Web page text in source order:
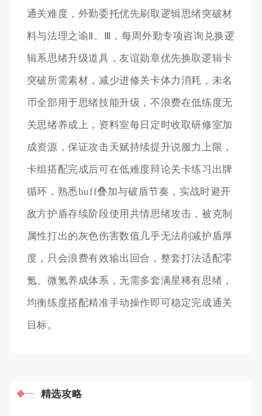
通关难度，外勤委托优先刷取逻辑思绪突破材
料与法理之谕Ⅱ、Ⅲ，每周外勤专项咨询兑换逻
辑系思绪升级道具，友谊勋章优先换取逻辑卡
突破所需素材，减少进修关卡体力消耗，未名
币全部用于思绪技能升级，不浪费在低练度无
关思绪养成上，资料室每日定时收取研修室加
成资源，保证攻击天赋持续提升说服力上限，
卡组搭配完成后可在低难度辩论关卡练习出牌
循环，熟悉buff叠加与破盾节奏，实战时避开
敌方护盾存续阶段使用共情思绪攻击，被克制
属性打出的灰色伤害数值几乎无法削减护盾厚
度，只会浪费有效输出回合，整套打法适配零
氪、微氪养成体系，无需多套满星稀有思绪，
均衡练度搭配精准手动操作即可稳定完成通关
目标。
精选攻略